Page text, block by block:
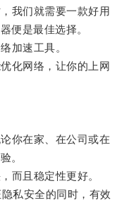
我们就需要一款好用
便是最佳选择。
加速工具。
化网络，让你的上网
你在家、在公司或在
。
且稳定性更好。
私安全的同时，有效